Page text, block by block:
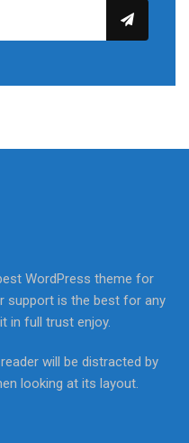
WordPress theme for
support is the best for any
in full trust enjoy.
will be distracted by
looking at its layout.